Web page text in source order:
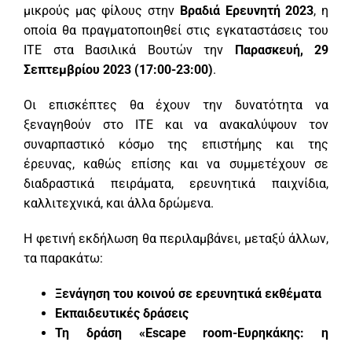
μικρούς μας φίλους στην Βραδιά Ερευνητή 2023, η
οποία θα πραγματοποιηθεί στις εγκαταστάσεις του
ΙΤΕ στα Βασιλικά Βουτών την
Παρασκευή, 29
Σεπτεμβρίου 2023 (17:00-23:00).
Οι επισκέπτες θα έχουν την δυνατότητα να
ξεναγηθούν στο ΙΤΕ και να ανακαλύψουν τον
συναρπαστικό κόσμο της επιστήμης και της
έρευνας, καθώς επίσης και να συμμετέχουν σε
διαδραστικά πειράματα, ερευνητικά παιχνίδια,
καλλιτεχνικά, και άλλα δρώμενα.
Η φετινή εκδήλωση θα περιλαμβάνει, μεταξύ άλλων,
τα παρακάτω:
Ξενάγηση του κοινού σε ερευνητικά εκθέματα
Εκπαιδευτικές δράσεις
Τη δράση «Escaperoom-Ευρηκάκης: η